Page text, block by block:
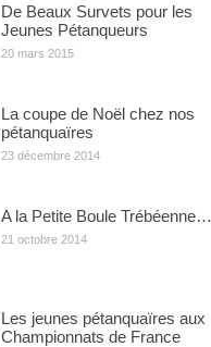
De Beaux Survets pour les
Jeunes Pétanqueurs
20 mars 2015
La coupe de Noël chez nos
pétanquaïres
23 décembre 2014
A la Petite Boule Trébéenne…
21 octobre 2014
Les jeunes pétanquaïres aux
Championnats de France